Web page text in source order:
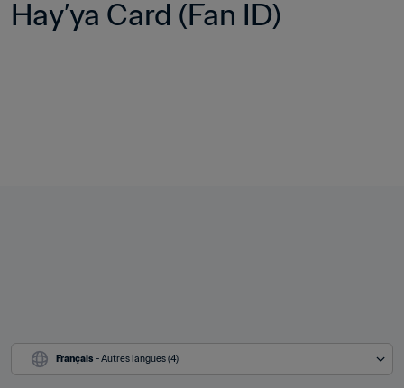
Hay’ya Card (Fan ID)
Français - Autres langues (4)